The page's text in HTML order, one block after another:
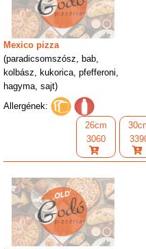
Mexico pizza
(paradicsomszósz, bab,
kolbász, kukorica, pfefferoni,
hagyma, sajt)
Allergének:
26cm
3060